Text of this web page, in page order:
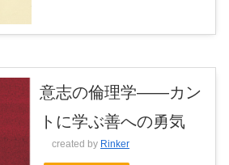
意志の倫理学――カン
トに学ぶ善への勇気
created by Rinker